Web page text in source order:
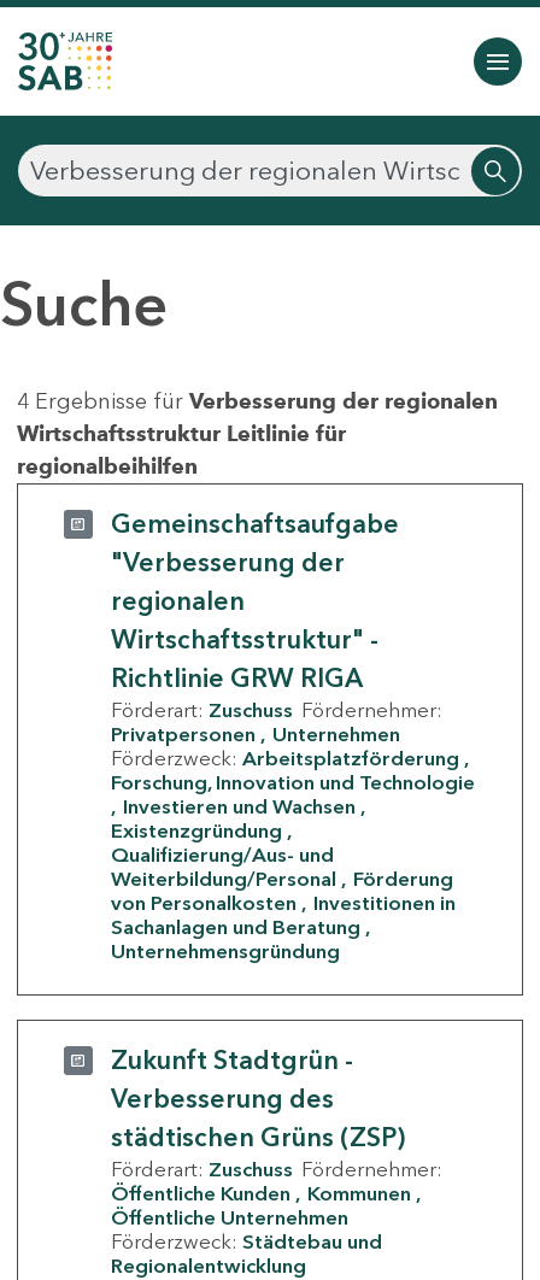
Suche
4 Ergebnisse für Verbesserung der regionalen
Wirtschaftsstruktur Leitlinie für
regionalbeihilfen
Gemeinschaftsaufgabe
"Verbesserung der
regionalen
Wirtschaftsstruktur" -
Richtlinie GRW RIGA
Förderart: Zuschuss Fördernehmer:
Privatpersonen
Unternehmen
Förderzweck: Arbeitsplatzförderung
Forschung, Innovation und Technologie
Investieren und Wachsen
Existenzgründung
Qualifizierung/Aus- und
Weiterbildung/Personal
Förderung
von Personalkosten
Investitionen in
Sachanlagen und Beratung
Unternehmensgründung
Zukunft Stadtgrün -
Verbesserung des
städtischen Grüns (ZSP)
Förderart: Zuschuss Fördernehmer:
Öffentliche Kunden
Kommunen
Öffentliche Unternehmen
Förderzweck: Städtebau und
Regionalentwicklung